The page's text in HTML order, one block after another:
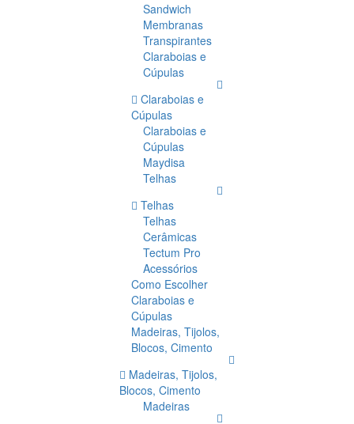
Sandwich
Membranas
Transpirantes
Claraboias e
Cúpulas
Claraboias e
Cúpulas
Claraboias e
Cúpulas
Maydisa
Telhas
Telhas
Telhas
Cerâmicas
Tectum Pro
Acessórios
Como Escolher
Claraboias e
Cúpulas
Madeiras, Tijolos,
Blocos, Cimento
Madeiras, Tijolos,
Blocos, Cimento
Madeiras